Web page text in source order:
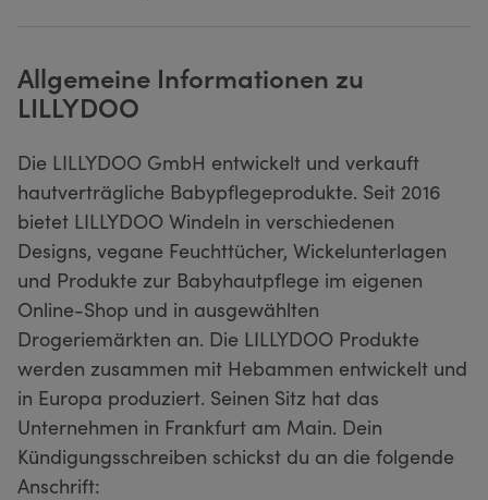
Allgemeine Informationen zu
LILLYDOO
Die LILLYDOO GmbH entwickelt und verkauft
hautverträgliche Babypflegeprodukte. Seit 2016
bietet LILLYDOO Windeln in verschiedenen
Designs, vegane Feuchttücher, Wickelunterlagen
und Produkte zur Babyhautpflege im eigenen
Online-Shop und in ausgewählten
Drogeriemärkten an. Die LILLYDOO Produkte
werden zusammen mit Hebammen entwickelt und
in Europa produziert. Seinen Sitz hat das
Unternehmen in Frankfurt am Main. Dein
Kündigungsschreiben schickst du an die folgende
Anschrift: